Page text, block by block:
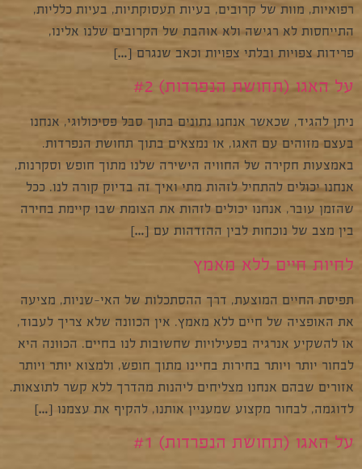
רפואיות, מוות של קרובים, בעיות תעסוקתיות, בעיות כלליות,
התייחסות לא רגישה ולא אוהבת של הקרובים שלנו אלינו,
פרידות צפויות ובלתי צפויות וכאב שנגרם […]
על האגו (תחושת הנפרדות) #2
ניתן להגיד, שכאשר אנחנו נתונים בתוך סבל פסיכולוגי, אנחנו
בעצם מזוהים עם האגו, או נמצאים בתוך תחושת הנפרדות.
באמצעות חקירה של החוויה הישירה שלנו מתוך חופש וסקרנות,
אנחנו יכולים להתחיל לזהות מתי ואיך זה בדיוק קורה לנו. ככל
שהזמן עובר, אנחנו יכולים לזהות את הצומת שבו קיימת בחירה
בין מצב של נוכחות לבין ההזדהות עם […]
לחיות חיים ללא מאמץ
תפיסת החיים המוצעת, דרך ההסתכלות של האי-שניות, מציעה
את האופציה של חיים ללא מאמץ. אין הכוונה שלא צריך לעבוד,
או להשקיע אנרגיה בפעילויות שחשובות לנו בחיים. הכוונה היא
לבחור יותר ויותר בחירות בחיינו מתוך חופש, ולמצוא יותר ויותר
אזורים שבהם אנחנו מצליחים ליהנות מהדרך ללא קשר לתוצאות.
לדוגמה, לבחור מקצוע שמעניין אותנו, להקיף את עצמנו […]
על האגו (תחושת הנפרדות) #1